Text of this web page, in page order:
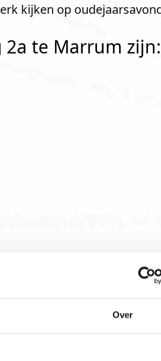
Over
kijken op
te Marrum zijn: